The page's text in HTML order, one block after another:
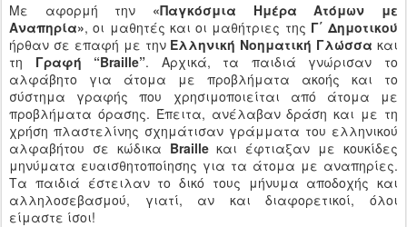
Με αφορμή την «Παγκόσμια Ημέρα Ατόμων με
Αναπηρία», οι μαθητές και οι μαθήτριες της Γ΄ Δημοτικού
ήρθαν σε επαφή με την Ελληνική Νοηματική Γλώσσα και
τη Γραφή “Braille”. Αρχικά, τα παιδιά γνώρισαν το
αλφάβητο για άτομα με προβλήματα ακοής και το
σύστημα γραφής που χρησιμοποιείται από άτομα με
προβλήματα όρασης. Έπειτα, ανέλαβαν δράση και με τη
χρήση πλαστελίνης σχημάτισαν γράμματα του ελληνικού
αλφαβήτου σε κώδικα Brailleκαι έφτιαξαν με κουκίδες
μηνύματα ευαισθητοποίησης για τα άτομα με αναπηρίες.
Τα παιδιά έστειλαν το δικό τους μήνυμα αποδοχής και
αλληλοσεβασμού, γιατί, αν και διαφορετικοί, όλοι
είμαστε ίσοι!